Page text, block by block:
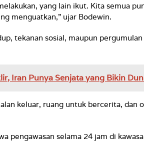
yang lain ikut. Kita semua
menguatkan,” ujar Bodewin.
tekanan sosial, maupun
Iran Punya Senjata yang Bikin
keluar, ruang untuk bercerita, dan
pengawasan selama 24 jam di